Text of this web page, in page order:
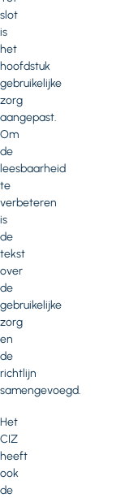
slot
is
het
hoofdstuk
gebruikelijke
zorg
aangepast.
Om
de
leesbaarheid
te
verbeteren
is
de
tekst
over
de
gebruikelijke
zorg
en
de
richtlijn
samengevoegd.
Het
CIZ
heeft
ook
de